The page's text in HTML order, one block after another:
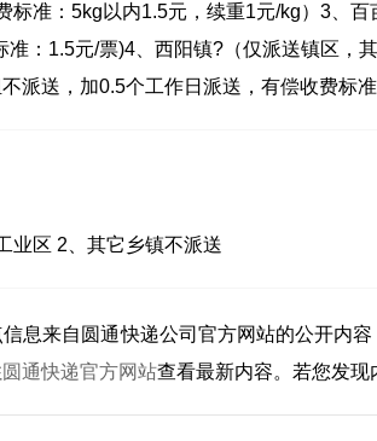
标准：5kg以内1.5元，续重1元/kg）3、
准：1.5元/票)4、西阳镇?（仅派送镇区，
派送，加0.5个工作日派送，有偿收费标准
业区 2、其它乡镇不派送
息来自圆通快递公司官方网站的公开内
圆通快递官方网站查看最新内容。若您发现